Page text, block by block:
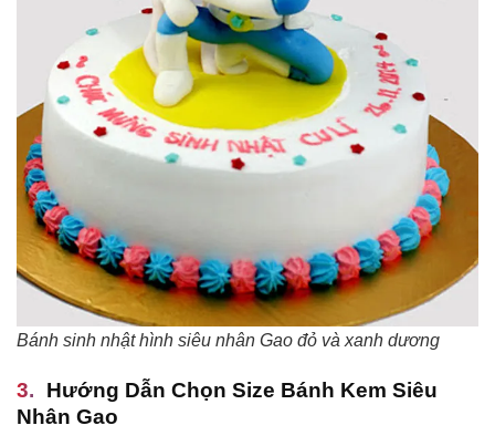
Bánh sinh nhật hình siêu nhân Gao đỏ và xanh dương
Hướng Dẫn Chọn Size Bánh Kem Siêu
Nhân Gao